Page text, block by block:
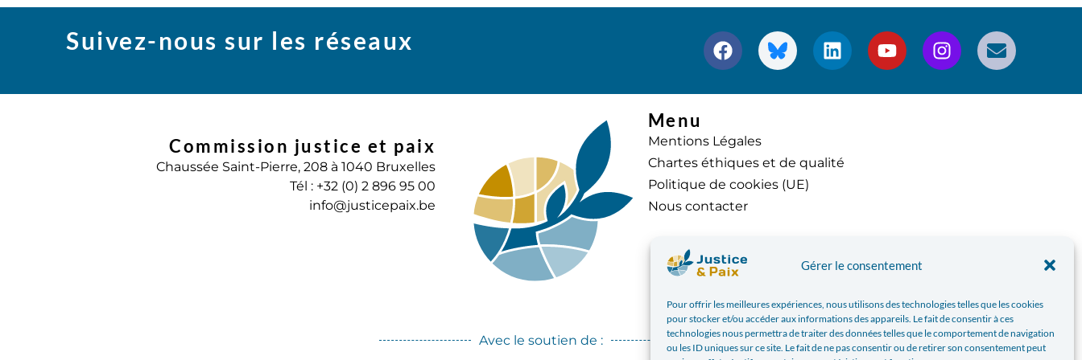
Gérer le consentement
Pour offrir les meilleures expériences, nous utilisons des technologies telles que les cookies
pour stocker et/ou accéder aux informations des appareils. Le fait de consentir à ces
technologies nous permettra de traiter des données telles que le comportement de navigation
ou les ID uniques sur ce site. Le fait de ne pas consentir ou de retirer son consentement peut
Suivez-nous sur les réseaux
Commission justice et paix
Chaussée Saint-Pierre, 208 à 1040 Bruxelles
Tél : +32 (0) 2 896 95 00
info@justicepaix.be
Menu
Mentions Légales
Chartes éthiques et de qualité
Politique de cookies (UE)
Nous contacter
Avec le soutien de :